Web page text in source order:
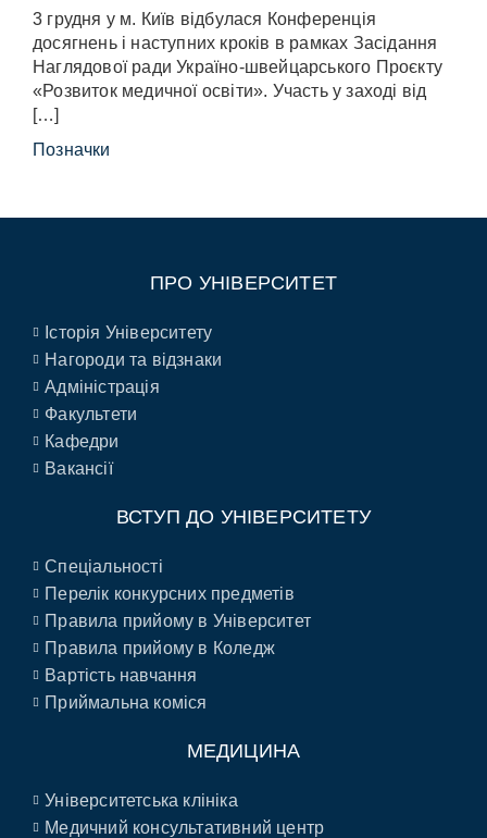
3 грудня у м. Київ відбулася Конференція
досягнень і наступних кроків в рамках Засідання
Наглядової ради Україно-швейцарського Проєкту
«Розвиток медичної освіти». Участь у заході від
[…]
Позначки
ПРО УНІВЕРСИТЕТ
Історія Університету
Нагороди та відзнаки
Адміністрація
Факультети
Кафедри
Вакансії
ВСТУП ДО УНІВЕРСИТЕТУ
Спеціальності
Перелік конкурсних предметів
Правила прийому в Університет
Правила прийому в Коледж
Вартість навчання
Приймальна коміся
МЕДИЦИНА
Університетська клініка
Медичний консультативний центр